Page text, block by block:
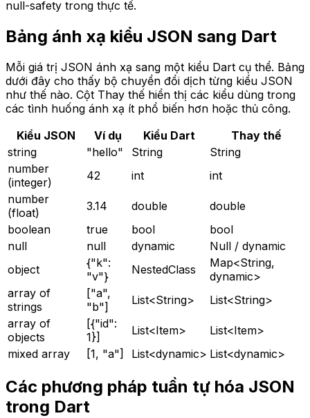
null-safety trong thực tế.
Bảng ánh xạ kiểu JSON sang Dart
Mỗi giá trị JSON ánh xạ sang một kiểu Dart cụ thể. Bảng
dưới đây cho thấy bộ chuyển đổi dịch từng kiểu JSON
như thế nào. Cột Thay thế hiển thị các kiểu dùng trong
các tình huống ánh xạ ít phổ biến hơn hoặc thủ công.
Kiểu JSON
Ví dụ Kiểu Dart
Thay thế
string
"hello" String
String
number
(integer)
42 int
int
number
(float)
3.14 double
double
boolean
true bool
bool
null
null dynamic
Null / dynamic
object
{"k":
"v"}
NestedClass
Map<String,
dynamic>
array of
strings
["a",
"b"]
List<String>
List<String>
array of
objects
[{"id":
1}]
List<Item>
List<Item>
mixed array
[1, "a"] List<dynamic> List<dynamic>
Các phương pháp tuần tự hóa JSON
trong Dart